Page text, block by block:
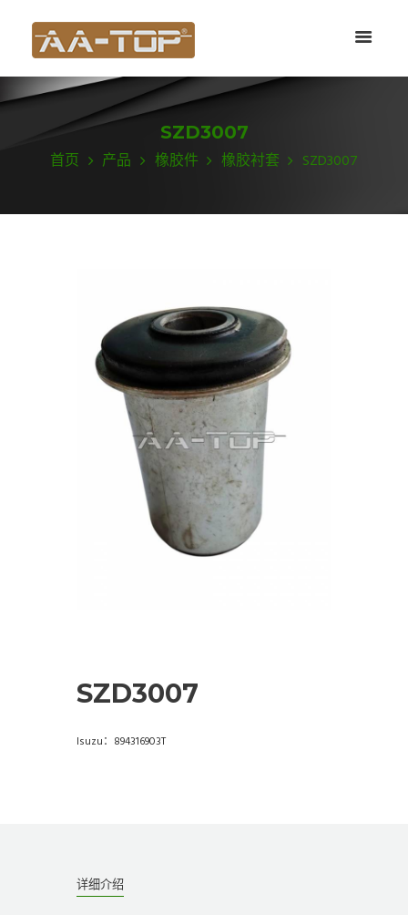
SZD3007
首页 产品 橡胶件 橡胶衬套 SZD3007
SZD3007
Isuzu：894316903T
详细介绍